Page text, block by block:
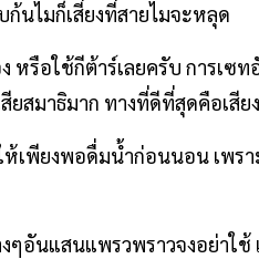
นไมก็เสี่ยงที่สายไมจะหลุด
หรือใช้กีต้าร์เลยครับ การเซ
ยสมาธิมาก ทางที่ดีที่สุดคือเสี
เพียงพอดื่มน้ำก่อนนอน เพร
ๆอันแสนแพรวพราวจงอย่าใ